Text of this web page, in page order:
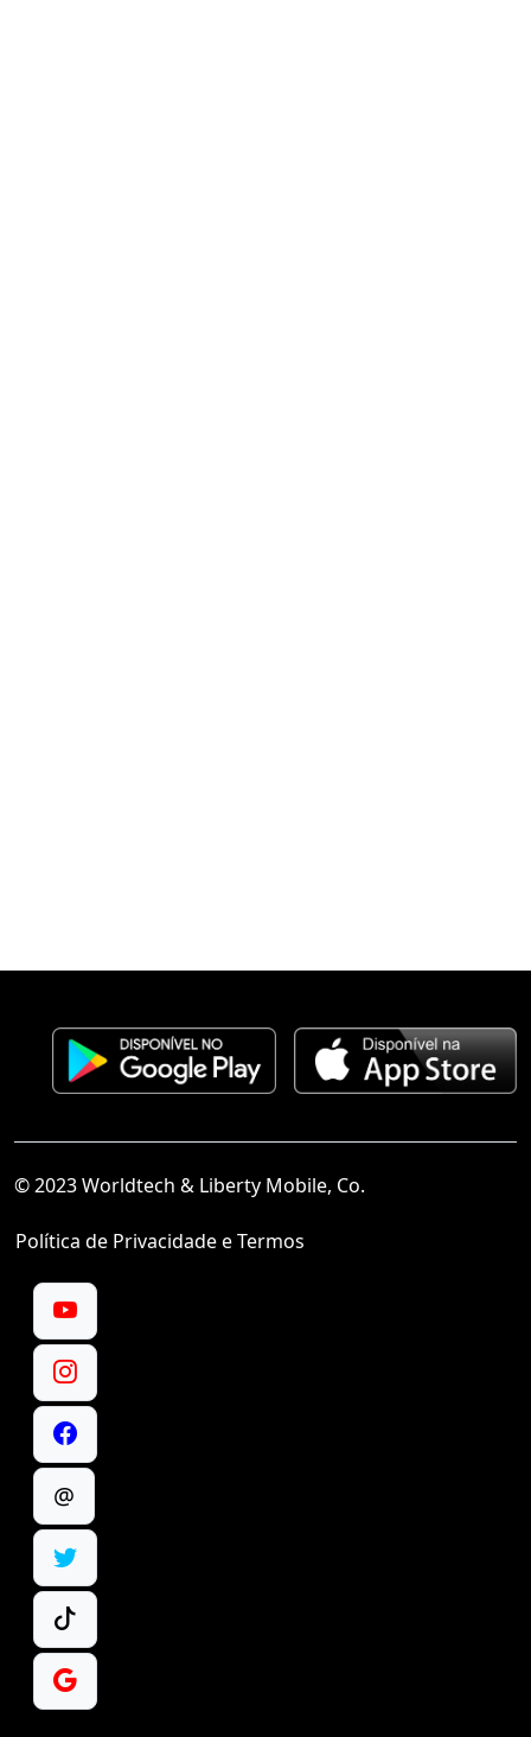
© 2023 Worldtech & Liberty Mobile, Co.
Política de Privacidade e Termos
@